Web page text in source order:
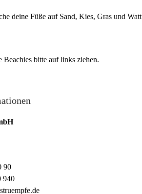
deine Füße auf Sand, Kies, Gras und Watt
Beachies bitte auf links ziehen.
90
940